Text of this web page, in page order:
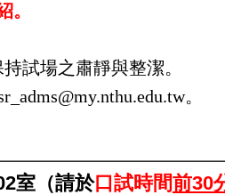
。
試場之肅靜與整潔。
。
室（請於口試時間前30